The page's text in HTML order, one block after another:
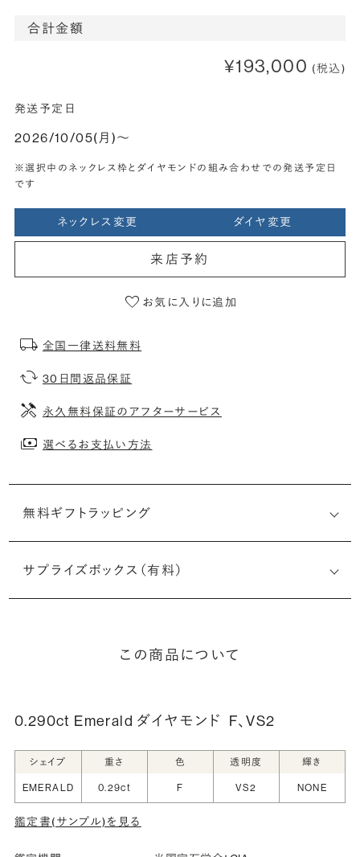
合計金額
¥193,000 (税込)
発送予定日
2026/10/05(月)〜
※選択中のネックレス枠とダイヤモンドの組み合わせでの発送予定日
です
ネックレス変更 ダイヤ変更
来店予約
お気に入りに追加
全国一律送料無料
30日間返品保証
永久無料保証のアフターサービス
選べるお支払い方法
無料ギフトラッピング
サプライズボックス（有料）
この商品について
0.290ct Emerald ダイヤモンド F、VS2
シェイプ 重さ 色 透明度 輝き
EMERALD 0.29ct F VS2 NONE
鑑定書(サンプル)を見る